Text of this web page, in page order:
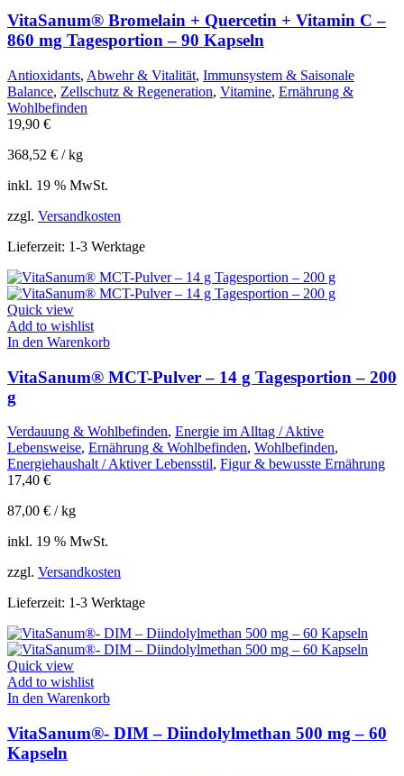
VitaSanum® Bromelain + Quercetin + Vitamin C –
860 mg Tagesportion – 90 Kapseln
Antioxidants, Abwehr & Vitalität, Immunsystem & Saisonale
Balance, Zellschutz & Regeneration, Vitamine, Ernährung &
Wohlbefinden
19,90 €
368,52 € /kg
inkl. 19 % MwSt.
zzgl. Versandkosten
Lieferzeit: 1-3 Werktage
Quick view
Add to wishlist
In den Warenkorb
VitaSanum® MCT-Pulver – 14 g Tagesportion – 200
g
Verdauung & Wohlbefinden, Energie im Alltag / Aktive
Lebensweise, Ernährung & Wohlbefinden, Wohlbefinden,
Energiehaushalt / Aktiver Lebensstil, Figur & bewusste Ernährung
17,40 €
87,00 € /kg
inkl. 19 % MwSt.
zzgl. Versandkosten
Lieferzeit: 1-3 Werktage
Quick view
Add to wishlist
In den Warenkorb
VitaSanum®- DIM – Diindolylmethan 500 mg – 60
Kapseln